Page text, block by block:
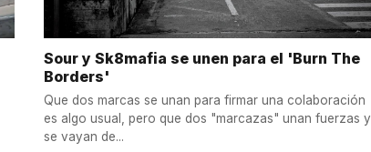
Sour y Sk8mafia se unen para el 'Burn The
Borders'
Que dos marcas se unan para firmar una colaboración
es algo usual, pero que dos "marcazas" unan fuerzas y
se vayan de...